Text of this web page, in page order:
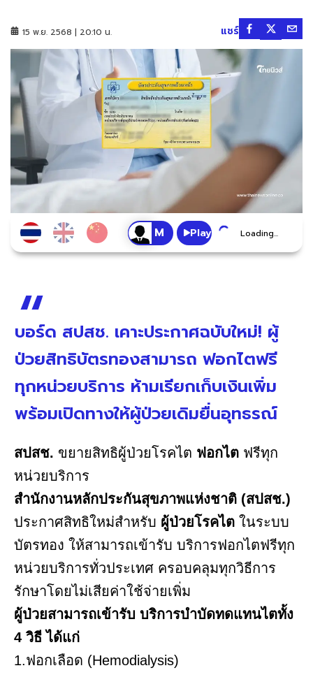
15 พ.ย. 2568 | 20:10 น. แชร์
Play Loading...
บอร์ด สปสช. เคาะประกาศฉบับใหม่! ผู้
ป่วยสิทธิบัตรทองสามารถ ฟอกไตฟรี
ทุกหน่วยบริการ ห้ามเรียกเก็บเงินเพิ่ม
พร้อมเปิดทางให้ผู้ป่วยเดิมยื่นอุทธรณ์
สปสช. ขยายสิทธิผู้ป่วยโรคไต ฟอกไต ฟรีทุก
หน่วยบริการ
สำนักงานหลักประกันสุขภาพแห่งชาติ (สปสช.)
ประกาศสิทธิใหม่สำหรับ ผู้ป่วยโรคไต ในระบบ
บัตรทอง ให้สามารถเข้ารับ บริการฟอกไตฟรีทุก
หน่วยบริการทั่วประเทศ ครอบคลุมทุกวิธีการ
รักษาโดยไม่เสียค่าใช้จ่ายเพิ่ม
ผู้ป่วยสามารถเข้ารับ บริการบำบัดทดแทนไตทั้ง
4 วิธี ได้แก่
1.ฟอกเลือด (Hemodialysis)